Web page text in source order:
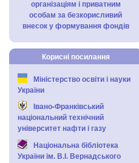
організаціям і приватним
особам за безкорисливий
внесок у формування фондів
Корисні посилання
Міністерство освіти і науки
України
Івано-Франківський
національний технічний
університет нафти і газу
Національна бібліотека
України ім. В.І. Вернадського